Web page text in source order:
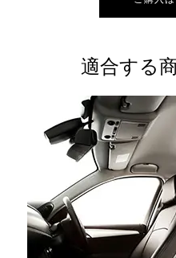
適合する